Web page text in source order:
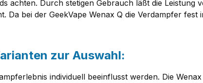
achten. Durch stetigen Gebrauch läßt die Leistung
bei der GeekVape Wenax Q die Verdampfer fest
zur Auswahl:
individuell beeinflusst werden. Die